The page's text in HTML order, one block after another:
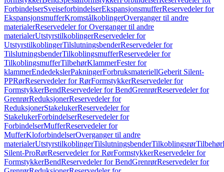
ForbindelserSveiseforbindelserEkspansjonsmufferReservedeler for
EkspansjonsmufferKromstålkoblingerOverganger til andre
materialerReservedeler for Overganger til andre
materialerUtstyrstilkoblingerReservedeler for
UtstyrstilkoblingerTilslutningsbenderReservedeler for
TilslutningsbenderTilkoblingsmufferReservedeler for
TilkoblingsmufferTilbehørKlammerFester for
klammerEndedekslerPakningerForbruksmateriellGeberit Silent-
PPRørReservedeler for RørFormstykkerReservedeler for
FormstykkerBendReservedeler for BendGrenrørReservedeler for
GrenrørReduksjonerReservedeler for
ReduksjonerStakelukerReservedeler for
StakelukerForbindelserReservedeler for
ForbindelserMufferReservedeler for
MufferKloforbindelserOverganger til andre
materialerUtstyrstilkoblingerTilslutningsbenderTilkoblingsrørTilbehør
Silent-ProRørReservedeler for RørFormstykkerReservedeler for
FormstykkerBendReservedeler for BendGrenrørReservedeler for